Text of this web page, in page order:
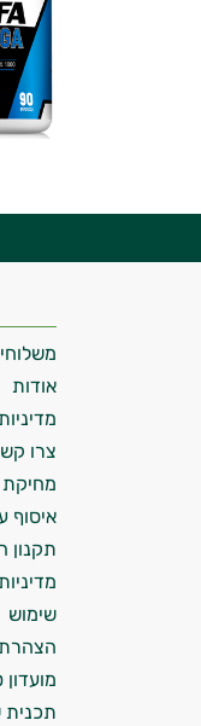
אודות
צרו
מחיקת
איסוף
תקנון
שימוש
הצהרת
תכנית
יועץ בריאות אישי AI
התשובות
וספרות
ותזונת
אני כאן
התזונה
ולמצב
עובדים
המטרה
אישיות